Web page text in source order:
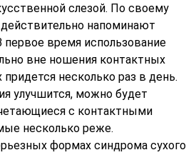
слезой. По своему
напоминают
время использование
вне ношения контактных
придется несколько раз в день.
улучшится, можно будет
с контактными
несколько реже.
формах синдрома сухого